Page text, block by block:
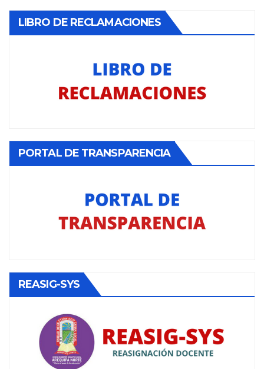
LIBRO DE RECLAMACIONES
PORTAL DE TRANSPARENCIA
REASIG-SYS